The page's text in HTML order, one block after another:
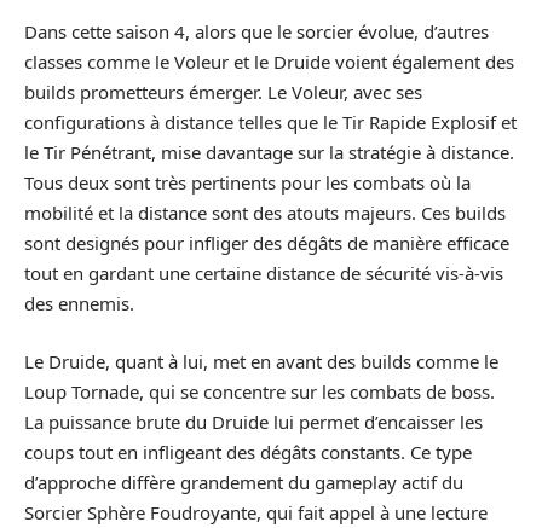
Dans cette saison 4, alors que le sorcier évolue, d’autres
classes comme le Voleur et le Druide voient également des
builds prometteurs émerger. Le Voleur, avec ses
configurations à distance telles que le Tir Rapide Explosif et
le Tir Pénétrant, mise davantage sur la stratégie à distance.
Tous deux sont très pertinents pour les combats où la
mobilité et la distance sont des atouts majeurs. Ces builds
sont designés pour infliger des dégâts de manière efficace
tout en gardant une certaine distance de sécurité vis-à-vis
des ennemis.
Le Druide, quant à lui, met en avant des builds comme le
Loup Tornade, qui se concentre sur les combats de boss.
La puissance brute du Druide lui permet d’encaisser les
coups tout en infligeant des dégâts constants. Ce type
d’approche diffère grandement du gameplay actif du
Sorcier Sphère Foudroyante, qui fait appel à une lecture